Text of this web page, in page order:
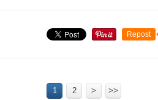
Repost
1 2 > >>